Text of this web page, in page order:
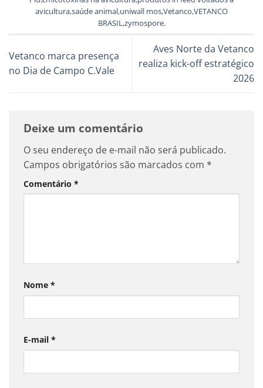
avicultura,saúde animal,uniwall mos,Vetanco,VETANCO
BRASIL,zymospore.
Vetanco marca presença
no Dia de Campo C.Vale
Aves Norte da Vetanco
realiza kick-off estratégico
2026
Deixe um comentário
O seu endereço de e-mail não será publicado.
Campos obrigatórios são marcados com *
Comentário *
Nome *
E-mail *